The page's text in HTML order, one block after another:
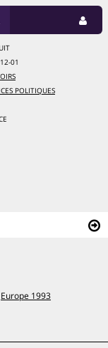
01
POLITIQUES
Europe 1993